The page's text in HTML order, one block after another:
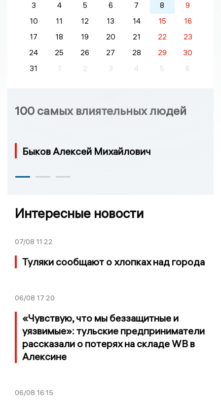
3
4 5 6 7 8
9
10
11 12 13 14 15
16
17
18 19 20 21 22
23
24
25 26 27 28 29
30
31
1 2 3 4 5 6
100 самых влиятельных людей
Быков Алексей Михайлович
Интересные новости
07/08 11:22
Туляки сообщают о хлопках над города
06/08 17:20
«Чувствую, что мы беззащитные и
уязвимые»: тульские предприниматели
рассказали о потерях на складе WB в
Алексине
06/08 16:15